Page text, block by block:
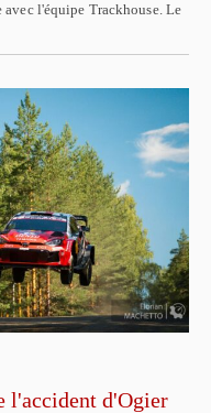
l'équipe Trackhouse. Le
l'accident d'Ogier